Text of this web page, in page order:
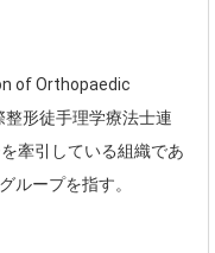
of Orthopaedic
形徒手理学療法士連
牽引している組織であ
ループを指す。